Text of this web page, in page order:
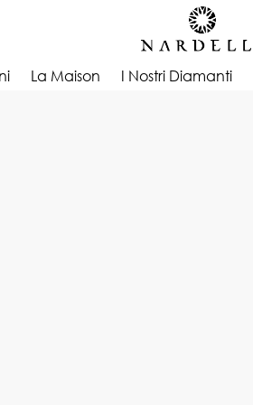
La Maison I Nostri Diamanti